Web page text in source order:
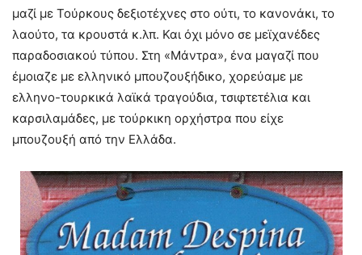
μαζί με Τούρκους δεξιοτέχνες στο ούτι, το κανονάκι, το
λαούτο, τα κρουστά κ.λπ. Και όχι μόνο σε μεϊχανέδες
παραδοσιακού τύπου. Στη «Μάντρα», ένα μαγαζί που
έμοιαζε με ελληνικό μπουζουξήδικο, χορεύαμε με
ελληνο-τουρκικά λαϊκά τραγούδια, τσιφτετέλια και
καρσιλαμάδες, με τούρκικη ορχήστρα που είχε
μπουζουξή από την Ελλάδα.